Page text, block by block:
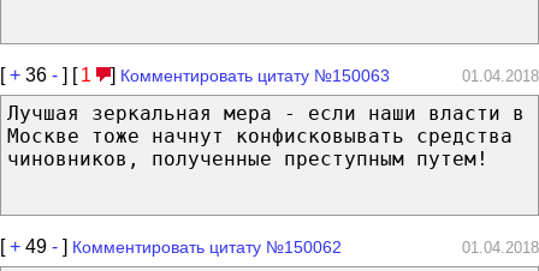
[+ 36 - ] [ 1 ] Комментировать цитату №150063 01.04.2018
Лучшая зеркальная мера - если наши власти в
Москве тоже начнут конфисковывать средства
чиновников, полученные преступным путем!
[+ 49 - ] Комментировать цитату №150062 01.04.2018